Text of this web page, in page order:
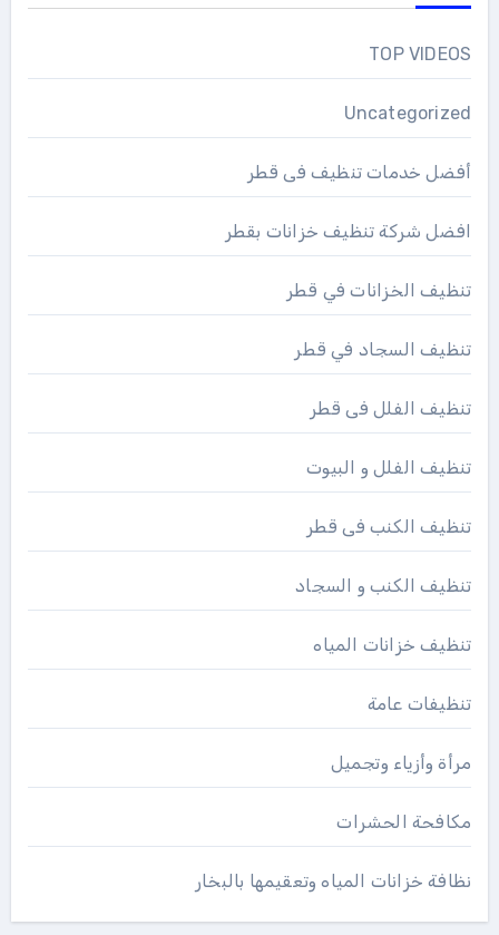
TOP VIDEOS
Uncategorized
أفضل خدمات تنظيف فى قطر
افضل شركة تنظيف خزانات بقطر
تنظيف الخزانات في قطر
تنظيف السجاد في قطر
تنظيف الفلل فى قطر
تنظيف الفلل و البيوت
تنظيف الكنب فى قطر
تنظيف الكنب و السجاد
تنظيف خزانات المياه
تنظيفات عامة
مرأة وأزياء وتجميل
مكافحة الحشرات
نظافة خزانات المياه وتعقيمها بالبخار